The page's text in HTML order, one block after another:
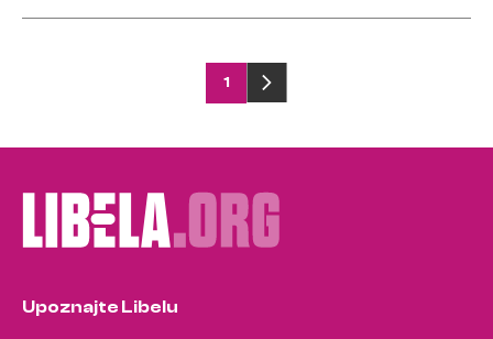
pagination
1
Upoznajte Libelu